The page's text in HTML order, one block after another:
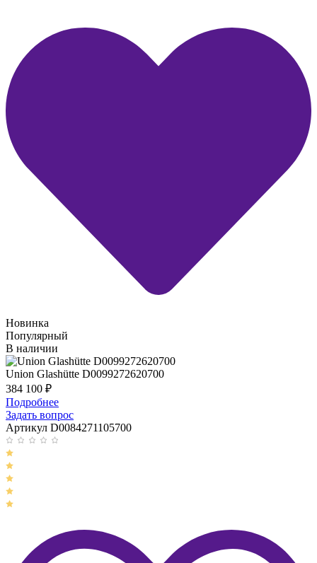
Новинка
Популярный
В наличии
Union Glashütte D0099272620700
384 100 ₽
Подробнее
Задать вопрос
Артикул D0084271105700